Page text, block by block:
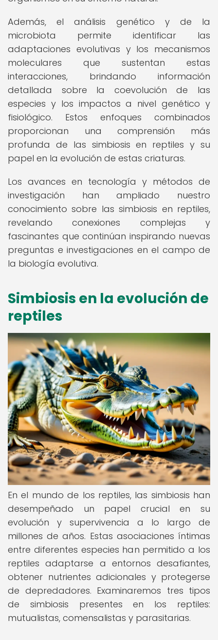
Además, el análisis genético y de la
microbiota permite identificar las
adaptaciones evolutivas y los mecanismos
moleculares que sustentan estas
interacciones, brindando información
detallada sobre la coevolución de las
especies y los impactos a nivel genético y
fisiológico. Estos enfoques combinados
proporcionan una comprensión más
profunda de las simbiosis en reptiles y su
papel en la evolución de estas criaturas.
Los avances en tecnología y métodos de
investigación han ampliado nuestro
conocimiento sobre las simbiosis en reptiles,
revelando conexiones complejas y
fascinantes que continúan inspirando nuevas
preguntas e investigaciones en el campo de
la biología evolutiva.
Simbiosis en la evolución de
reptiles
En el mundo de los reptiles, las simbiosis han
desempeñado un papel crucial en su
evolución y supervivencia a lo largo de
millones de años. Estas asociaciones íntimas
entre diferentes especies han permitido a los
reptiles adaptarse a entornos desafiantes,
obtener nutrientes adicionales y protegerse
de depredadores. Examinaremos tres tipos
de simbiosis presentes en los reptiles:
mutualistas, comensalistas y parasitarias.